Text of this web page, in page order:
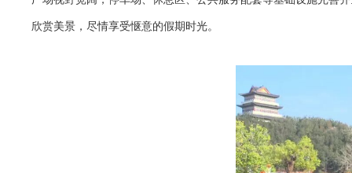
欣赏美景，尽情享受惬意的假期时光。